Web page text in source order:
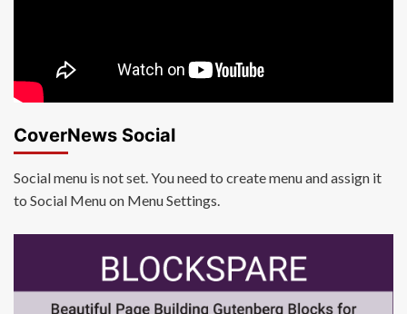
CoverNews Social
Social menu is not set. You need to create menu and assign it
to Social Menu on Menu Settings.